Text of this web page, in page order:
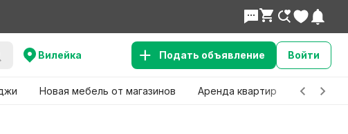
Вилейка Подать объявление Войти
Новая мебель от магазинов Аренда квартир Детские